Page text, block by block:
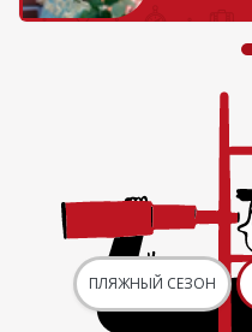
ПЛЯЖНЫЙ СЕЗОН